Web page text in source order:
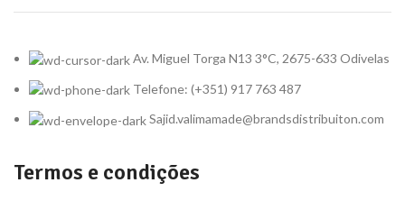
Av. Miguel Torga N13 3°C, 2675-633 Odivelas
Telefone: (+351) 917 763 487
Sajid.valimamade@brandsdistribuiton.com
Termos e condições